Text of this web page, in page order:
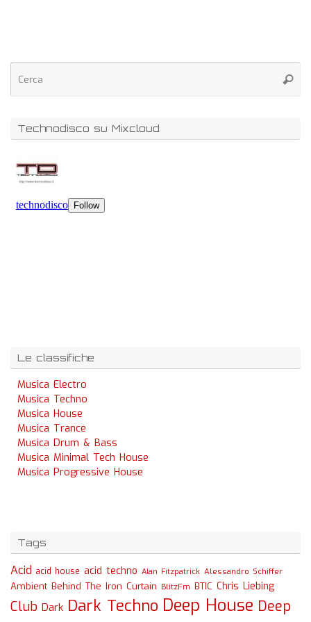
Technodisco su Mixcloud
Le classifiche
Musica Electro
Musica Techno
Musica House
Musica Trance
Musica Drum & Bass
Musica Minimal Tech House
Musica Progressive House
Tags
Acid acid house acid techno Alan Fitzpatrick Alessandro Schiffer
Ambient Behind The Iron Curtain BlitzFm BTIC Chris Liebing
Club Dark Dark Techno Deep House Deep